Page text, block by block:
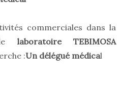
commerciales dans la
le laboratoire TEBIMOSA
:Un délégué médical